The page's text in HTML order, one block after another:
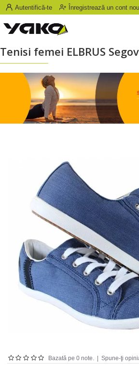
Autentifică-te Înregistrează un cont nou
Tenisi femei ELBRUS
Bazată pe 0 note. Spune-ţi